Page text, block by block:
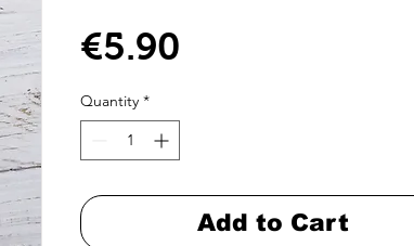
€5.90
Quantity *
Add to Cart